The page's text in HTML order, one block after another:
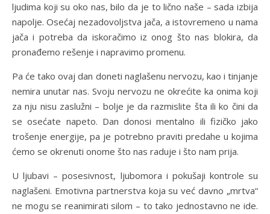
ljudima koji su oko nas, bilo da je to lično naše – sada izbija
napolje. Osećaj nezadovoljstva jača, a istovremeno u nama
jača i potreba da iskoračimo iz onog što nas blokira, da
pronađemo rešenje i napravimo promenu.
Pa će tako ovaj dan doneti naglašenu nervozu, kao i tinjanje
nemira unutar nas. Svoju nervozu ne okrećite ka onima koji
za nju nisu zaslužni – bolje je da razmislite šta ili ko čini da
se osećate napeto. Dan donosi mentalno ili fizičko jako
trošenje energije, pa je potrebno praviti predahe u kojima
ćemo se okrenuti onome što nas raduje i što nam prija.
U ljubavi – posesivnost, ljubomora i pokušaji kontrole su
naglašeni. Emotivna partnerstva koja su već davno „mrtva“
ne mogu se reanimirati silom – to tako jednostavno ne ide.